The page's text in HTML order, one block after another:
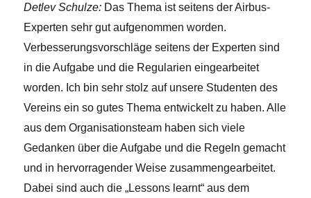
Detlev Schulze: Das Thema ist seitens der Airbus-
Experten sehr gut aufgenommen worden.
Verbesserungsvorschläge seitens der Experten sind
in die Aufgabe und die Regularien eingearbeitet
worden. Ich bin sehr stolz auf unsere Studenten des
Vereins ein so gutes Thema entwickelt zu haben. Alle
aus dem Organisationsteam haben sich viele
Gedanken über die Aufgabe und die Regeln gemacht
und in hervorragender Weise zusammengearbeitet.
Dabei sind auch die „Lessons learnt“ aus dem